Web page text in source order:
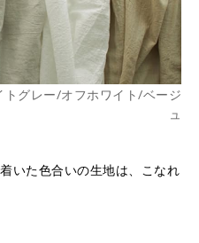
グレー/オフホワイト/ベージ
ュ
いた色合いの生地は、こなれ